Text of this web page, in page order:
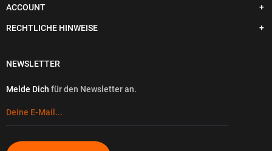
ACCOUNT
RECHTLICHE HINWEISE
NEWSLETTER
Melde Dich für den Newsletter an.